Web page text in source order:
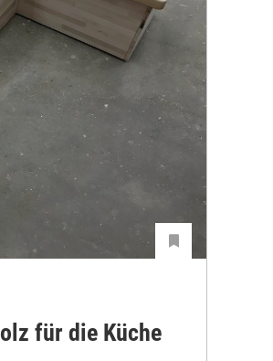
für die Küche